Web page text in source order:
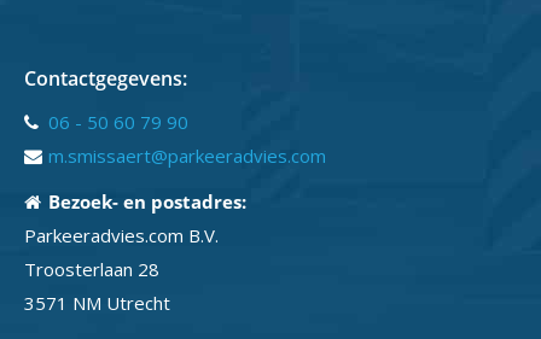
Contactgegevens:
06 - 50 60 79 90
m.smissaert@parkeeradvies.com
Bezoek- en postadres:
Parkeeradvies.com B.V.
Troosterlaan 28
3571 NM Utrecht